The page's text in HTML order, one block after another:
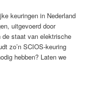
keuringen in Nederland
uitgevoerd door
de staat van elektrische
zo’n SCIOS-keuring
hebben? Laten we